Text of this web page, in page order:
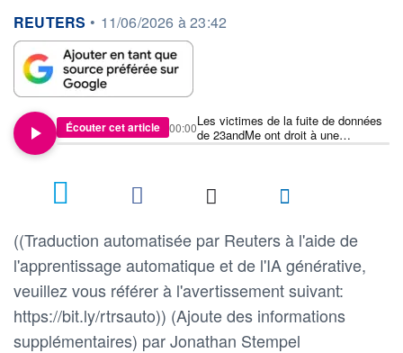
information fournie par
REUTERS • 11/06/2026 à 23:42
Écouter cet article
Les victimes de la fuite de données
de 23andMe ont droit à une
indemnisation de 46,75 millions de
00:00
((Traduction automatisée par Reuters à l'aide de
l'apprentissage automatique et de l'IA générative,
veuillez vous référer à l'avertissement suivant:
https://bit.ly/rtrsauto)) (Ajoute des informations
supplémentaires) par Jonathan Stempel